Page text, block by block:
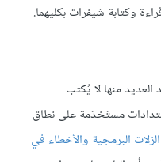
وكتابة شيفرات بكليهما.
منها لا يُكتب
مستَخدَمة على نطاق
الزلات البرمجية والأخطاء في